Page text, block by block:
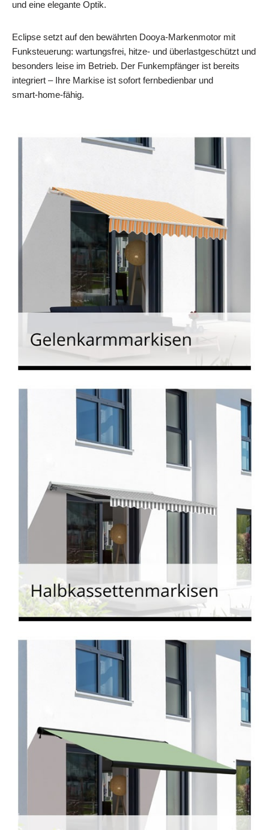
und eine elegante Optik.
Eclipse setzt auf den bewährten Dooya‑Markenmotor mit
Funksteuerung: wartungsfrei, hitze‑ und überlastgeschützt und
besonders leise im Betrieb. Der Funkempfänger ist bereits
integriert – Ihre Markise ist sofort fernbedienbar und
smart‑home‑fähig.